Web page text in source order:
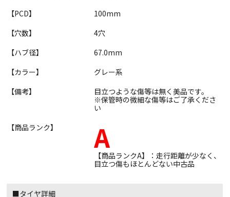
【PCD】
100mm
【穴数】
4穴
【ハブ径】
67.0mm
【カラー】
グレー系
【備考】
目立つような傷等は無く美品です。
※保管時の微細な傷等はご了承くださ
い
【商品ランク】
A
【商品ランクA】：走行距離が少なく、
目立つ傷もほとんどない中古品
■タイヤ詳細